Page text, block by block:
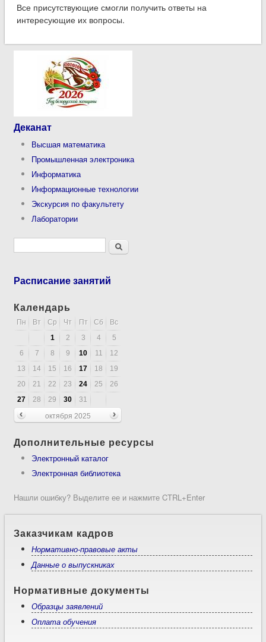
Все присутствующие смогли получить ответы на
интересующие их вопросы.
Деканат
Высшая математика
Промышленная электроника
Информатика
Информационные технологии
Экскурсия по факультету
Лаборатории
Форма поискаПоиск
Расписание занятий
Календарь
Пн Вт Ср Чт Пт Сб
Вс
1
2 3 4
5
6
7 8 9 10 11
12
13
14 15 16 17 18
19
20
21 22 23 24 25
26
27
28 29 30
31
октября 2025
Дополнительные ресурсы
Электронный каталог
Электронная библиотека
Нашли ошибку? Выделите ее и нажмите CTRL+Enter
Заказчикам кадров
Нормативно-правовые акты
Данные о выпускниках
Нормативные документы
Образцы заявлений
Оплата обучения